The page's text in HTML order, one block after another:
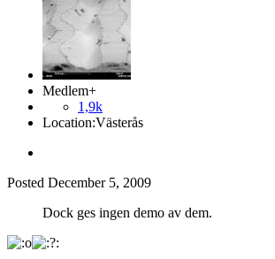
Medlem+
1,9k
Location:Västerås
Posted December 5, 2009
Dock ges ingen demo av dem.